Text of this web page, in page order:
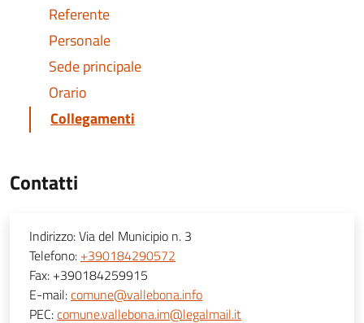
Referente
Personale
Sede principale
Orario
Collegamenti
Contatti
Indirizzo:Via del Municipio n. 3
Telefono: +390184290572
Fax: +390184259915
E-mail:comune@vallebona.info
PEC:comune.vallebona.im@legalmail.it